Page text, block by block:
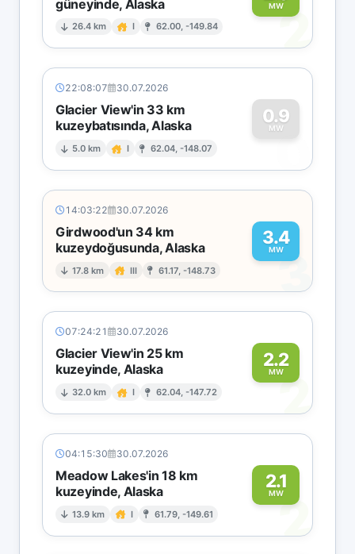
güneyinde, Alaska
26.4 km I 62.00, -149.84
MW2
22:08:07 30.07.2026
Glacier View'in 33 km
kuzeybatısında, Alaska
5.0 km I 62.04, -148.07
0.9
MW
0
14:03:22 30.07.2026
Girdwood'un 34 km
kuzeydoğusunda, Alaska
17.8 km III 61.17, -148.73
3.4
MW
3
07:24:21 30.07.2026
Glacier View'in 25 km
kuzeyinde, Alaska
32.0 km I 62.04, -147.72
2.2
MW2
04:15:30 30.07.2026
Meadow Lakes'in 18 km
kuzeyinde, Alaska
13.9 km I 61.79, -149.61
2.1
MW2